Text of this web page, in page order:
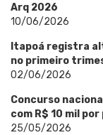
Arq 2026
10/06/2026
Itapoá registra
no primeiro
02/06/2026
Concurso
com R$ 10 mil
25/05/2026